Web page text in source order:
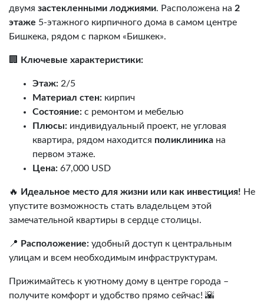
двумя застекленными лоджиями. Расположена на 2
этаже 5-этажного кирпичного дома в самом центре
Бишкека, рядом с парком «Бишкек».
🏢 Ключевые характеристики:
Этаж: 2/5
Материал стен: кирпич
Состояние: с ремонтом и мебелью
Плюсы: индивидуальный проект, не угловая
квартира, рядом находится поликлиника на
первом этаже.
Цена: 67,000 USD
🔥 Идеальное место для жизни или как инвестиция! Не
упустите возможность стать владельцем этой
замечательной квартиры в сердце столицы.
📍 Расположение: удобный доступ к центральным
улицам и всем необходимым инфраструктурам.
Прижимайтесь к уютному дому в центре города –
получите комфорт и удобство прямо сейчас! 🌇